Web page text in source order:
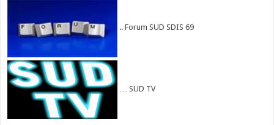
.. Forum SUD SDIS 69
… SUD TV